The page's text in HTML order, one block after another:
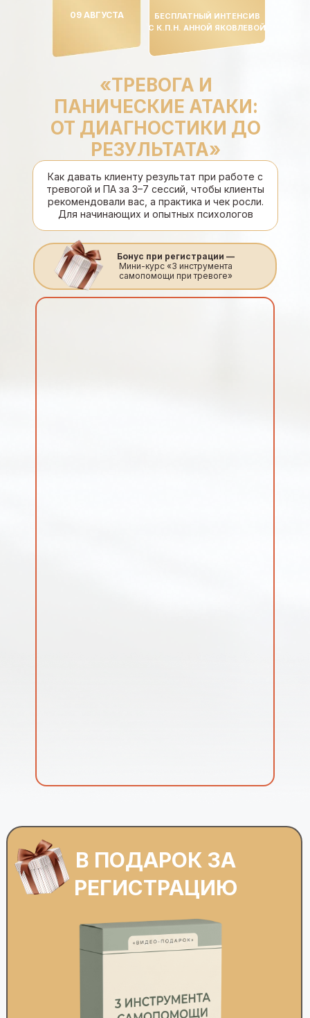
Как давать клиенту результат при работе с
тревогой и ПА за 3–7 сессий, чтобы клиенты
рекомендовали вас, а практика и чек росли.
Для начинающих и опытных психологов
09 АВГУСТА
БЕСПЛАТНЫЙ ИНТЕНСИВ
С К.П.Н. АННОЙ ЯКОВЛЕВОЙ
«ТРЕВОГА И
ПАНИЧЕСКИЕ АТАКИ:
ОТ ДИАГНОСТИКИ ДО
РЕЗУЛЬТАТА»
Бонус при регистрации —
Мини-курс «3 инструмента
самопомощи при тревоге»
МИНИ-КУРС «3 ИНСТРУМЕНТА